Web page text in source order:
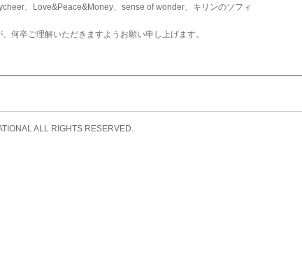
、Love&Peace&Money、sense of wonder、キリンのソフィ
何卒ご理解いただきますようお願い申し上げます。